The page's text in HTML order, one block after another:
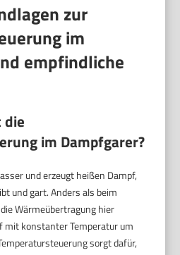
zur
im
empfindliche
im Dampfgarer?
und erzeugt heißen Dampf,
und gart. Anders als beim
Wärmeübertragung hier
mit konstanter Temperatur um
sorgt dafür,